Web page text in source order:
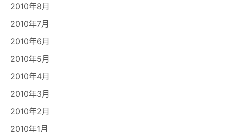
2010年8月
2010年7月
2010年6月
2010年5月
2010年4月
2010年3月
2010年2月
2010年1月